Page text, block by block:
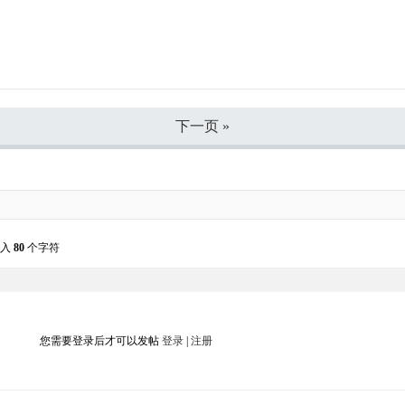
下一页 »
80 个字符
您需要登录后才可以发帖 登录| 注册